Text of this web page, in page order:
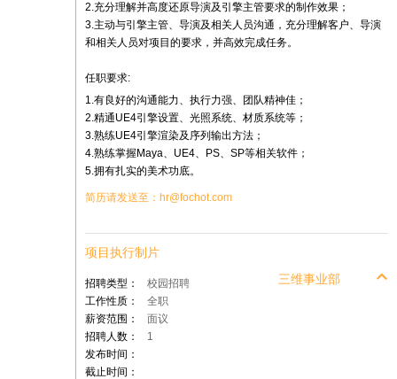
2.充分理解并高度还原导演及引擎主管要求的制作效果；
3.主动与引擎主管、导演及相关人员沟通，充分理解客户、导演
和相关人员对项目的要求，并高效完成任务。
任职要求:
1.有良好的沟通能力、执行力强、团队精神佳；
2.精通UE4引擎设置、光照系统、材质系统等；
3.熟练UE4引擎渲染及序列输出方法；
4.熟练掌握Maya、UE4、PS、SP等相关软件；
5.拥有扎实的美术功底。
简历请发送至：hr@fochot.com
项目执行制片
三维事业部
招聘类型：
校园招聘
工作性质：
全职
薪资范围：
面议
招聘人数：
1
发布时间：
截止时间：